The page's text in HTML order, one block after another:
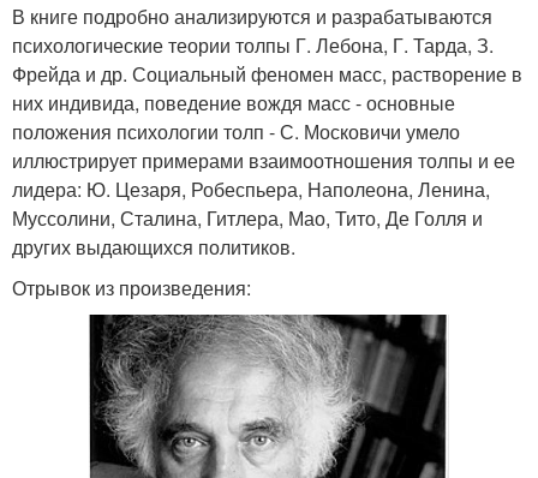
В книге подробно анализируются и разрабатываются
психологические теории толпы Г. Лебона, Г. Тарда, З.
Фрейда и др. Социальный феномен масс, растворение в
них индивида, поведение вождя масс - основные
положения психологии толп - С. Московичи умело
иллюстрирует примерами взаимоотношения толпы и ее
лидера: Ю. Цезаря, Робеспьера, Наполеона, Ленина,
Муссолини, Сталина, Гитлера, Мао, Тито, Де Голля и
других выдающихся политиков.
Отрывок из произведения: